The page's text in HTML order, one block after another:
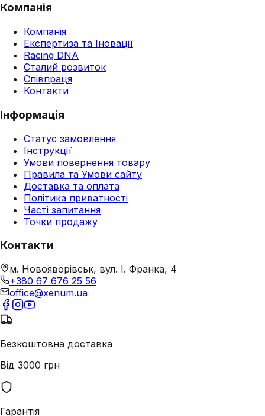
Компанія
Компанія
Експертиза та Іновації
Racing DNA
Сталий розвиток
Співпраця
Контакти
Інформація
Статус замовлення
Інструкції
Умови повернення товару
Правила та Умови сайту
Доставка та оплата
Політика приватності
Часті запитання
Точки продажу
Контакти
м. Новояворівськ, вул. І. Франка, 4
+380 67 676 25 56
office@xenum.ua
Безкоштовна доставка
Від 3000 грн
Гарантія